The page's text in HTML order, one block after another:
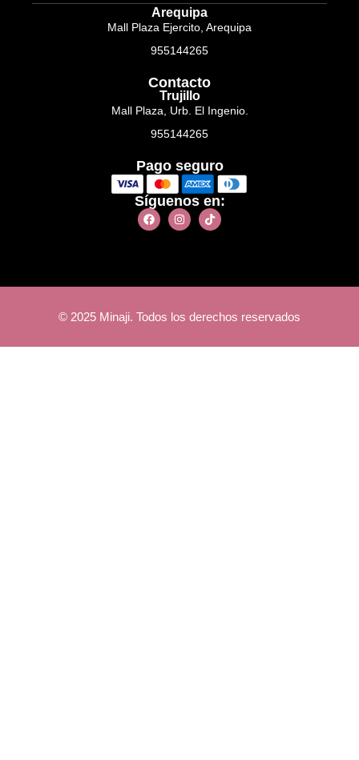
Arequipa
Mall Plaza Ejercito, Arequipa
955144265
Contacto
Trujillo
Mall Plaza, Urb. El Ingenio.
955144265
Pago seguro
Síguenos en:
© 2025 Minaji. Todos los derechos reservados